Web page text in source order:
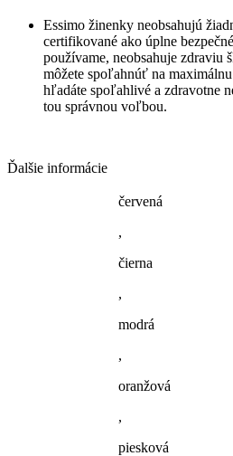
Essimo žinenky neobsahujú
certifikované ako úplne
používame, neobsahuje zdraviu
môžete spoľahnúť na
hľadáte spoľahlivé a zdravotne
tou správnou voľbou.
Ďalšie informácie
červená
,
čierna
,
modrá
,
oranžová
,
piesková